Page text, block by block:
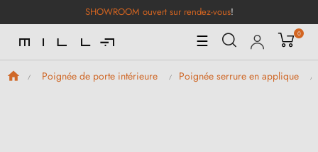
SHOWROOM ouvert sur rendez-vous!
Basculer
la
navigation
☰ 0
Poignée de porte intérieure Poignée serrure en applique